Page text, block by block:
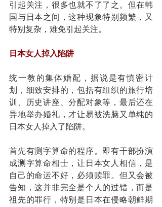
引起关注，很多也就不了了之。但在韩
国与日本之间，这种现象特别频繁，又
特别复杂，难免引起关注。
日本女人掉入陷阱
统一教的集体婚配，据说是有慎密计
划，细致安排的，包括有组织的旅行培
训、历史讲座、分配对象等，最后还在
异地举办婚礼，才让易被洗脑又单纯的
日本女人掉入了陷阱。
首先有测字算命的程序。即有干部扮演
成测字算命相士，让日本女人相信，是
自己的命运不好，必须赎罪。但又会被
告知，这并非完全是个人的过错，而是
祖先的罪行，特别是日本在侵略朝鲜期